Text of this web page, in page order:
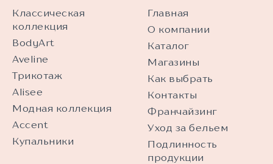
Классическая
коллекция
BodyArt
Aveline
Трикотаж
Alisee
Модная коллекция
Accent
Купальники
Главная
О компании
Каталог
Магазины
Как выбрать
Контакты
Франчайзинг
Уход за бельем
Подлинность
продукции